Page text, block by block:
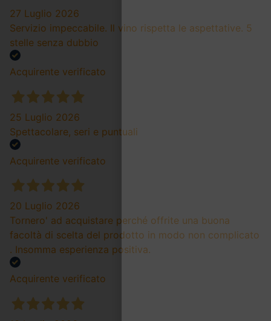
27 Luglio 2026
Servizio impeccabile. Il vino rispetta le aspettative. 5
stelle senza dubbio
Acquirente verificato
25 Luglio 2026
Spettacolare, seri e puntuali
Acquirente verificato
20 Luglio 2026
Tornero' ad acquistare perché offrite una buona
facoltà di scelta del prodotto in modo non complicato
. Insomma esperienza positiva.
Acquirente verificato